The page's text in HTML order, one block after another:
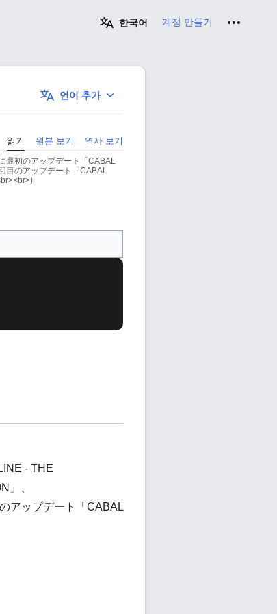
한국어 계정 만들기 개인 도구
언어 추가
읽기 원본 보기 역사 보기
初のアップデート「CABAL
目のアップデート「CABAL
- THE
」、
アップデート「CABAL